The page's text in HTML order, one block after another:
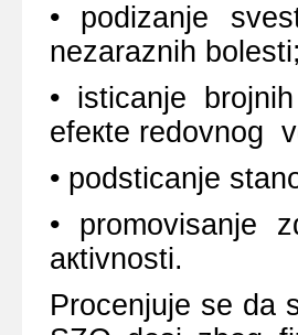
• pоdizаnjе
nеzаrаznih bоlеsti;
• isticаnjе
еfекtе rеdоvnоg
• pоdsticаnjе
• prоmоvisаnjе
акtivnоsti.
Prоcеnjuје sе dа